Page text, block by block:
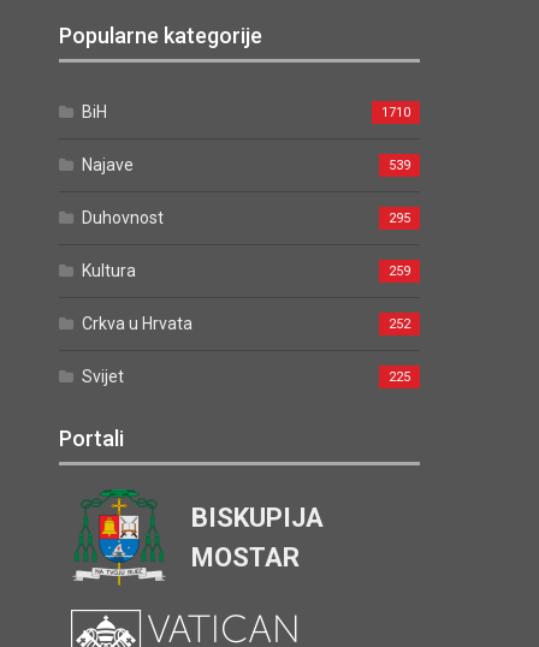
Popularne kategorije
BiH 1710
Najave 539
Duhovnost 295
Kultura 259
Crkva u Hrvata 252
Svijet 225
Portali
BISKUPIJA
MOSTAR